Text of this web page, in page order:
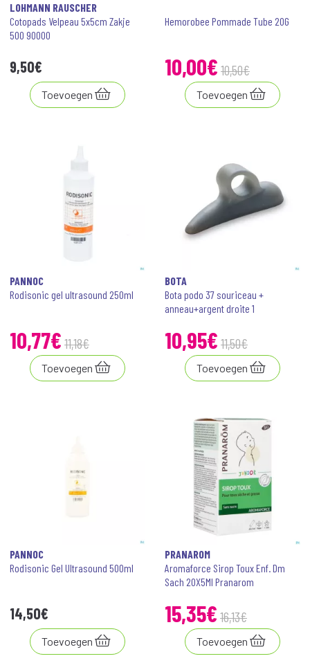
LOHMANN RAUSCHER
Cotopads Velpeau 5x5cm Zakje
500 90000
9,50€
Toevoegen
Hemorobee Pommade Tube 20G
10,00€ 10,50€
Toevoegen
PANNOC
Rodisonic gel ultrasound 250ml
10,77€ 11,18€
Toevoegen
BOTA
Bota podo 37 souriceau +
anneau+argent droite 1
10,95€ 11,50€
Toevoegen
PANNOC
Rodisonic Gel Ultrasound 500ml
14,50€
Toevoegen
PRANAROM
Aromaforce Sirop Toux Enf. Dm
Sach 20X5Ml Pranarom
15,35€ 16,13€
Toevoegen